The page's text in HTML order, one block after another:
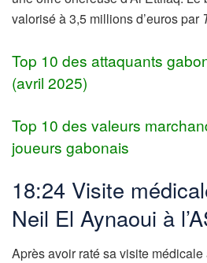
valorisé à 3,5 millions d’euros par
Top 10 des attaquants
(avril 2025)
Top 10 des valeurs
joueurs gabonais
18:24 Visite
Neil El Aynaoui à
Après avoir raté sa visite médicale